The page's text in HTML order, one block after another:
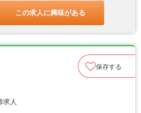
この求人に興味がある
保存する
人